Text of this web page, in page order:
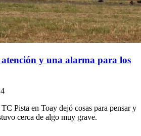
y una alarma para los
Pista en Toay dejó cosas para pensar y
cerca de algo muy grave.